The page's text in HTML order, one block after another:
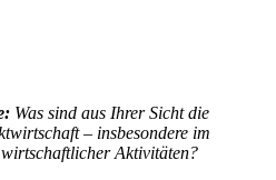
Was sind aus Ihrer Sicht die
– insbesondere im
Aktivitäten?